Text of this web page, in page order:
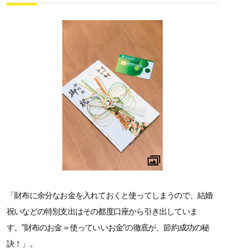
「財布に余分なお金を入れておくと使ってしまうので、結婚
祝いなどの特別支出はその都度口座から引き出していま
す。”財布のお金＝使っていいお金”の徹底が、節約成功の秘
訣！」。